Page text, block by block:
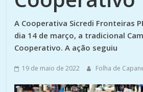
A Cooperativa Sicredi Fronteiras
dia 14 de março, a tradicional
Cooperativo. A ação seguiu
19 de maio de 2022 Folha de